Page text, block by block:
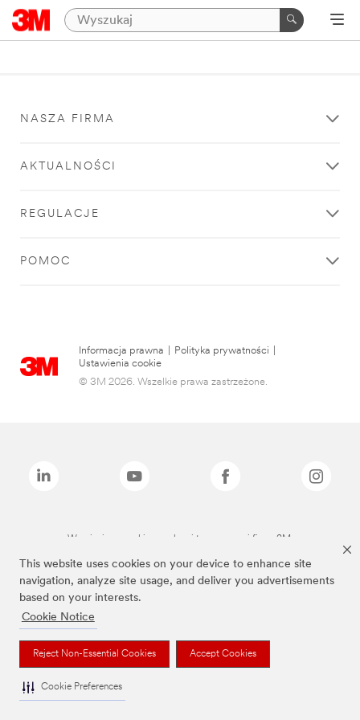
This website uses cookies on your device to enhance site
navigation, analyze site usage, and deliver you advertisements
based on your interests.
Cookie Notice
Reject Non-Essential Cookies Accept Cookies
Cookie Preferences
NASZA FIRMA
AKTUALNOŚCI
REGULACJE
POMOC
Informacja prawna Polityka prywatności
Ustawienia cookie
© 3M 2026. Wszelkie prawa zastrzeżone.
Wymienione marki są znakami towarowymi firmy 3M.